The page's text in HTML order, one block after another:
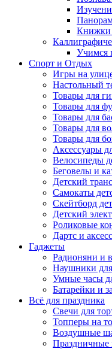
Книжки
Учимся
Спорт и Отдых
Игры на
Настольный
Товары для
Товары для
Товары для
Товары для
Товары для
Аксессуары
Велосипеды
Беговелы и
Детский
Самокаты
Скейтборд
Детский
Роликовые
Дартс и
Гаджеты
Радионяни и
Наушники для
Умные часы
Батарейки и
Всё для праздника
Свечи для
Топперы на
Воздушные
Праздничные